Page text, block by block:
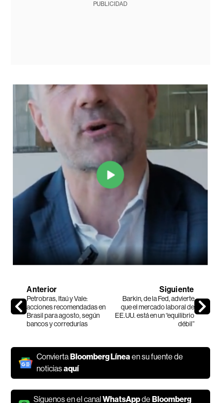
PUBLICIDAD
Anterior
Petrobras, Itaú y Vale:
acciones recomendadas en
Brasil para agosto, según
bancos y corredurías
Siguiente
Barkin, de la Fed, advierte
que el mercado laboral de
EE.UU. está en un “equilibrio
débil”
ConviertaBloomberg Líneaen su fuente de
noticiasaquí
Síguenos en el canalWhatsAppdeBloomberg